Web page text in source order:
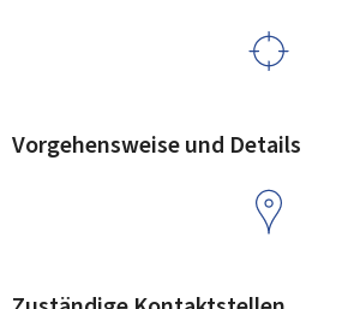
Vorgehensweise und Details